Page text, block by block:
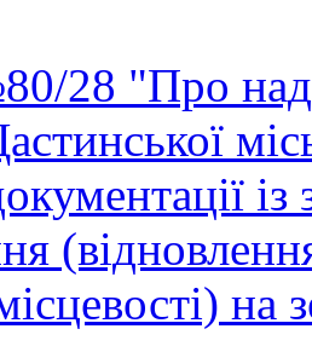
28 "Про